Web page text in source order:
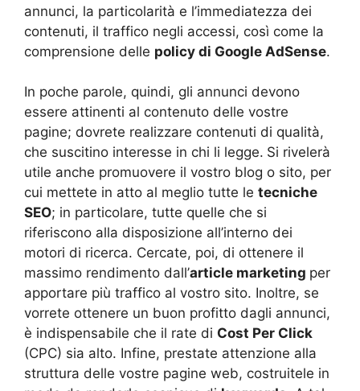
annunci, la particolarità e l’immediatezza dei
contenuti, il traffico negli accessi, così come la
comprensione delle policy di Google AdSense.
In poche parole, quindi, gli annunci devono
essere attinenti al contenuto delle vostre
pagine; dovrete realizzare contenuti di qualità,
che suscitino interesse in chi li legge. Si rivelerà
utile anche promuovere il vostro blog o sito, per
cui mettete in atto al meglio tutte le tecniche
SEO; in particolare, tutte quelle che si
riferiscono alla disposizione all’interno dei
motori di ricerca. Cercate, poi, di ottenere il
massimo rendimento dall’article marketing per
apportare più traffico al vostro sito. Inoltre, se
vorrete ottenere un buon profitto dagli annunci,
è indispensabile che il rate di Cost Per Click
(CPC) sia alto. Infine, prestate attenzione alla
struttura delle vostre pagine web, costruitele in